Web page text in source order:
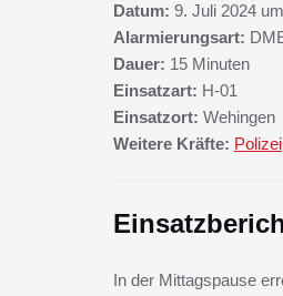
Datum: 9. Juli 2024
Alarmierungsart:
Dauer: 15 Minuten
Einsatzart: H-01
Einsatzort: Wehingen
Weitere Kräfte: Polizei
In der Mittagspause